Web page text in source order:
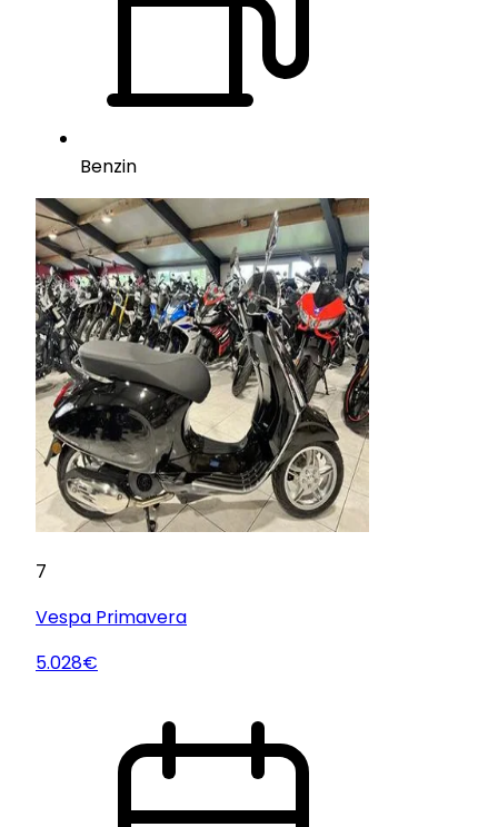
Benzin
7
Vespa Primavera
5.028€